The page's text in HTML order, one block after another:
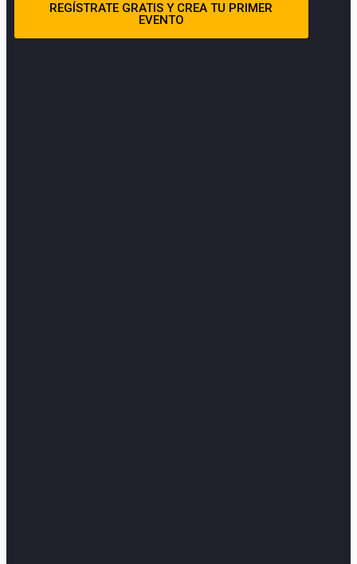
REGÍSTRATE GRATIS Y CREA TU PRIMER
EVENTO